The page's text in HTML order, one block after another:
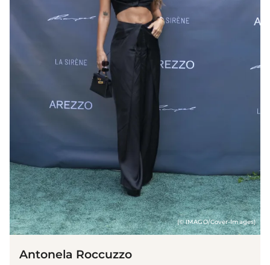
(© IMAGO/Cover-Images)
Antonela Roccuzzo